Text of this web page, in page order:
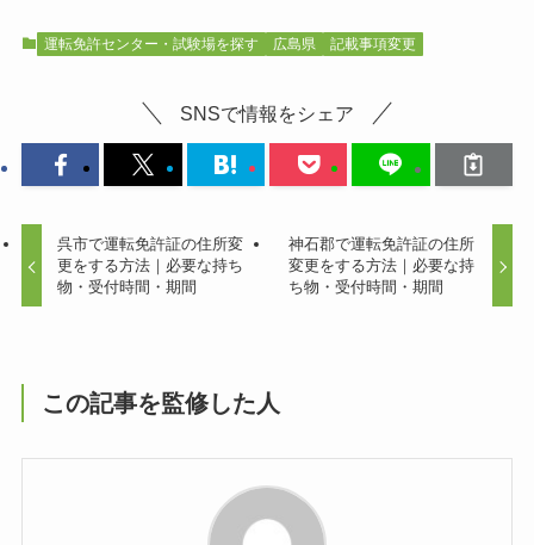
運転免許センター・試験場を探す 広島県 記載事項変更
SNSで情報をシェア
呉市で運転免許証の住所変
更をする方法｜必要な持ち
物・受付時間・期間
神石郡で運転免許証の住所
変更をする方法｜必要な持
ち物・受付時間・期間
この記事を監修した人